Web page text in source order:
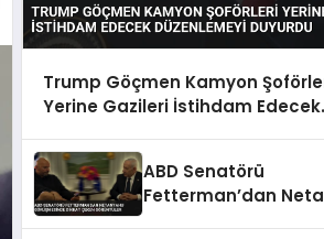
Trump Göçmen Kamyon
Yerine Gazileri İstihdam Edecek
ABD Senatörü
Fetterman’dan